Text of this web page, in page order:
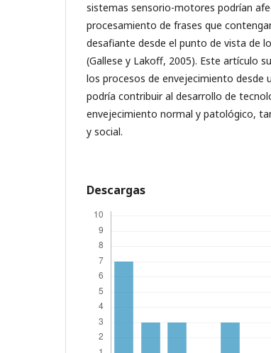
sistemas sensorio-motores podrían
procesamiento de frases que
desafiante desde el punto de vista de
(Gallese y Lakoff, 2005). Este artículo
los procesos de envejecimiento desde
podría contribuir al desarrollo de
envejecimiento normal y patológico,
y social.
Descargas